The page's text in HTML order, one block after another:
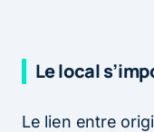
Le local
Le lien entre